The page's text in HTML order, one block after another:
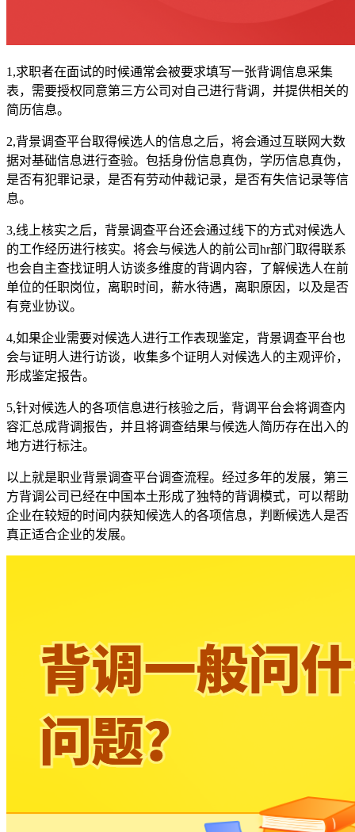
1,求职者在面试的时候通常会被要求填写一张背调信息采集
表，需要授权同意第三方公司对自己进行背调，并提供相关的
简历信息。
2,背景调查平台取得候选人的信息之后，将会通过互联网大数
据对基础信息进行查验。包括身份信息真伪，学历信息真伪，
是否有犯罪记录，是否有劳动仲裁记录，是否有失信记录等信
息。
3,线上核实之后，背景调查平台还会通过线下的方式对候选人
的工作经历进行核实。将会与候选人的前公司hr部门取得联系
也会自主查找证明人访谈多维度的背调内容，了解候选人在前
单位的任职岗位，离职时间，薪水待遇，离职原因，以及是否
有竞业协议。
4,如果企业需要对候选人进行工作表现鉴定，背景调查平台也
会与证明人进行访谈，收集多个证明人对候选人的主观评价，
形成鉴定报告。
5,针对候选人的各项信息进行核验之后，背调平台会将调查内
容汇总成背调报告，并且将调查结果与候选人简历存在出入的
地方进行标注。
以上就是职业背景调查平台调查流程。经过多年的发展，第三
方背调公司已经在中国本土形成了独特的背调模式，可以帮助
企业在较短的时间内获知候选人的各项信息，判断候选人是否
真正适合企业的发展。